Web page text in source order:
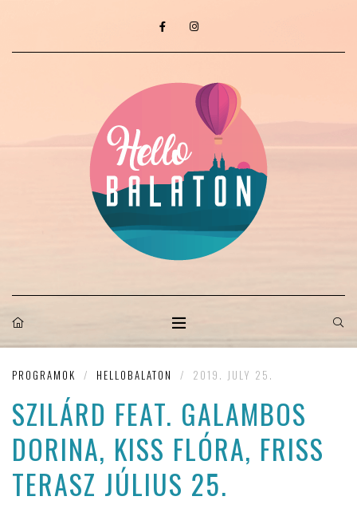
PROGRAMOK / HELLOBALATON / 2019. JULY 25.
SZILÁRD FEAT. GALAMBOS
DORINA, KISS FLÓRA, FRISS
TERASZ JÚLIUS 25.